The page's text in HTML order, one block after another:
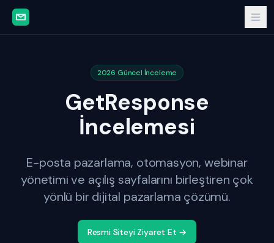
2026 Güncel İnceleme
GetResponse
İncelemesi
E-posta pazarlama, otomasyon, webinar
yönetimi ve açılış sayfalarını birleştiren çok
yönlü bir dijital pazarlama çözümü.
Resmi Siteyi Ziyaret Et →